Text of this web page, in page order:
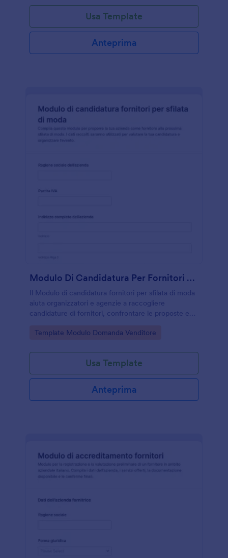
Usa Template
Anteprima
Modulo Di Candidatura Per Fornitori Di Sfilate
Il Modulo di candidatura fornitori per sfilata di moda
aiuta organizzatori e agenzie a raccogliere
candidature di fornitori, confrontare le proposte e
Jotform.
Go to Category:
Template Modulo Domanda Venditore
Usa Template
Anteprima